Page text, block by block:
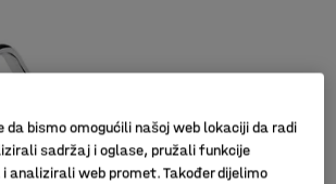
da bismo omogućili našoj web lokaciji da radi
sadržaj i oglase, pružali funkcije
analizirali web promet. Također dijelimo